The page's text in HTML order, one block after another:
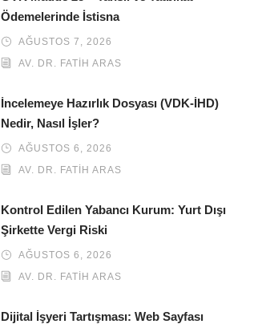
Ödemelerinde İstisna
AĞUSTOS 7, 2026
AV. DR. FATIH ARAS
İncelemeye Hazırlık Dosyası (VDK-İHD)
Nedir, Nasıl İşler?
AĞUSTOS 6, 2026
AV. DR. FATIH ARAS
Kontrol Edilen Yabancı Kurum: Yurt Dışı
Şirkette Vergi Riski
AĞUSTOS 6, 2026
AV. DR. FATIH ARAS
Dijital İşyeri Tartışması: Web Sayfası